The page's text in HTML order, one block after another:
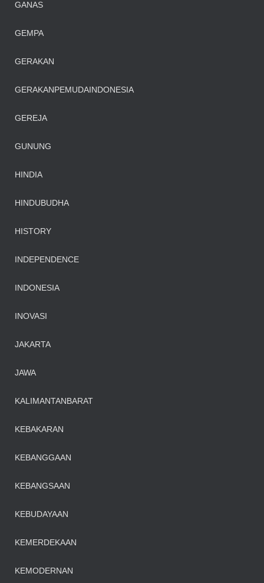
ANGKATOTO
https://home.ohmspace.org/
GANAS
GEMPA
GERAKAN
GERAKANPEMUDAINDONESIA
GEREJA
GUNUNG
HINDIA
HINDUBUDHA
HISTORY
INDEPENDENCE
INDONESIA
INOVASI
JAKARTA
JAWA
KALIMANTANBARAT
KEBAKARAN
KEBANGGAAN
KEBANGSAAN
KEBUDAYAAN
KEMERDEKAAN
KEMODERNAN